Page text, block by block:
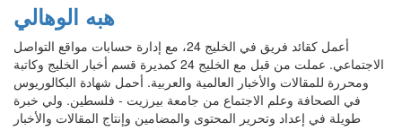
هبه الوهالي
أعمل كقائد فريق في الخليج 24، مع إدارة حسابات مواقع التواصل
الاجتماعي. عملت من قبل مع الخليج 24 كمديرة قسم أخبار الخليج وكاتبة
ومحررة للمقالات والأخبار العالمية والعربية. أحمل شهادة البكالوريوس
في الصحافة وعلم الاجتماع من جامعة بيرزيت - فلسطين. ولي خبرة
طويلة في إعداد وتحرير المحتوى والمضامين وإنتاج المقالات والأخبار